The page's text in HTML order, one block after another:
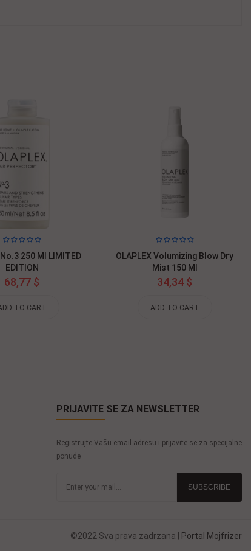
No.3 250 Ml LIMITED
EDITION
68,77 $
TO CART
OLAPLEX Volumizing Blow Dry
Mist 150 Ml
34,34 $
ADD TO CART
PRIJAVITE SE ZA NEWSLETTER
Registrujte Vašu email adresu i prijavite se za specijalne
ponude
©2022 Sva prava zadrzana | Portal Mojfrizer